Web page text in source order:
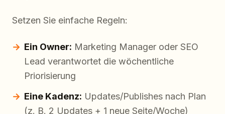
Setzen Sie einfache Regeln:
Ein Owner: Marketing Manager oder SEO
Lead verantwortet die wöchentliche
Priorisierung
Eine Kadenz: Updates/Publishes nach Plan
(z. B. 2 Updates + 1 neue Seite/Woche)